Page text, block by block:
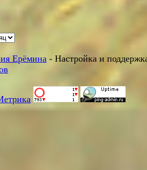
Ерёмина - Настройка и